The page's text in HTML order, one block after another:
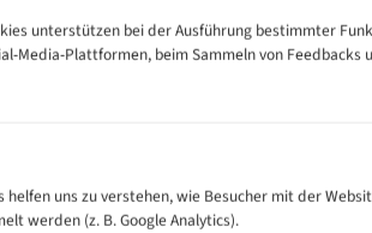
300
500
M (mm)
unterstützen bei der Ausführung bestimmter
Media-Plattformen, beim Sammeln von Feedbacks
helfen uns zu verstehen, wie Besucher mit der
werden (z. B. Google Analytics).